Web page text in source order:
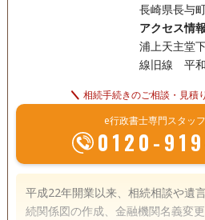
長崎県長与
アクセス情報
浦上天主堂
線旧線 平和
相続手続きのご相談・見積
e行政書士専門スタッ
0120-
平成22年開業以来、相続相談や遺
続関係図の作成、金融機関名義変